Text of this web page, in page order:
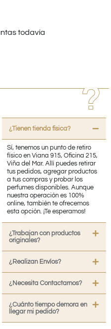
todavía
¿Tienen tienda fisica?
Sí, tenemos un punto de retiro
físico en Viana 915, Oficina 215,
Viña del Mar. Allí puedes retirar
tus pedidos, agregar productos
a tus compras y probar los
perfumes disponibles. Aunque
nuestra operación es 100%
online, también te ofrecemos
esta opción. ¡Te esperamos!
¿Trabajan con productos
originales?
¿Realizan Envíos?
¿Necesita Contactarnos?
¿Cuánto tiempo demora en
llegar mi pedido?